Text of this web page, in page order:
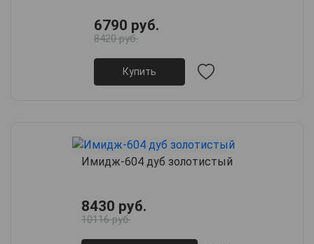
6790 руб.
8420 руб.
Купить
Имидж-604 дуб золотистый
8430 руб.
10116 руб.